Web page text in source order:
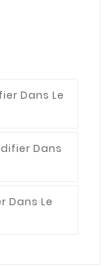
Dans Le
Dans
Dans Le